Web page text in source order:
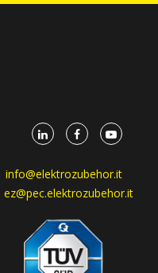
info@elektrozubehor.it
ez@pec.elektrozubehor.it